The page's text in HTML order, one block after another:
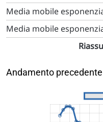
Media mobile
Media mobile
Andamento precedente